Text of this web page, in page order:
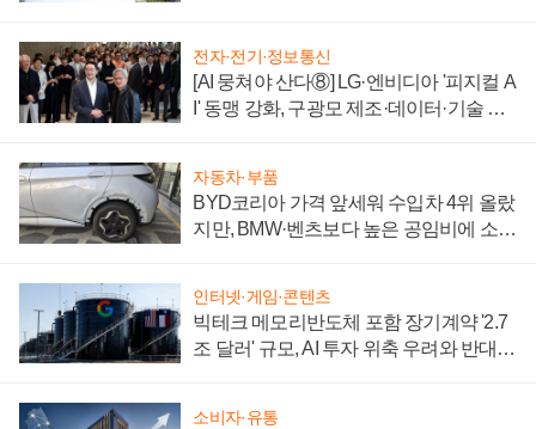
전자·전기·정보통신
[AI 뭉쳐야 산다⑧] LG·엔비디아 '피지컬 A
I' 동맹 강화, 구광모 제조·데이터·기술 결
자동차·부품
BYD코리아 가격 앞세워 수입차 4위 올랐
지만, BMW·벤츠보다 높은 공임비에 소비
인터넷·게임·콘텐츠
빅테크 메모리반도체 포함 장기계약 '2.7
조 달러' 규모, AI 투자 위축 우려와 반대
소비자·유통